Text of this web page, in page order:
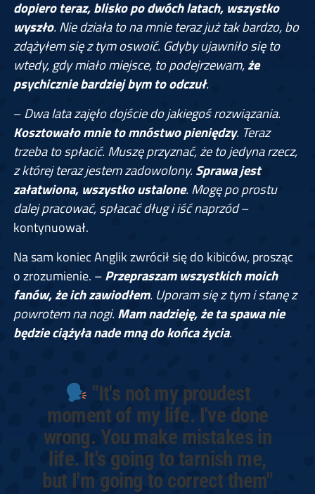
dopiero teraz, blisko po dwóch latach, wszystko
wyszło. Nie działa to na mnie teraz już tak bardzo, bo
zdążyłem się z tym oswoić. Gdyby ujawniło się to
wtedy, gdy miało miejsce, to podejrzewam,że
psychicznie bardziej bym to odczuł.
–Dwa lata zajęło dojście do jakiegoś rozwiązania.
Kosztowało mnie to mnóstwo pieniędzy. Teraz
trzeba to spłacić. Muszę przyznać, że to jedyna rzecz,
z której teraz jestem zadowolony.Sprawa jest
załatwiona, wszystko ustalone. Mogę po prostu
dalej pracować, spłacać dług i iść naprzód–
kontynuował.
Na sam koniec Anglik zwrócił się do kibiców, prosząc
o zrozumienie. –Przepraszam wszystkich moich
fanów, że ich zawiodłem. Uporam się z tym i stanę z
powrotem na nogi.Mam nadzieję, że ta spawa nie
będzie ciążyła nade mną do końca życia.
"It's not my proudest
moment of my life. I've done
wrong. You make mistakes in
life. It's going to tarnish me,
but I'm going to correct them"